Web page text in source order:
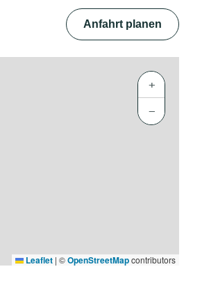
Anfahrt planen
+
−
Leaflet | ©OpenStreetMapcontributors